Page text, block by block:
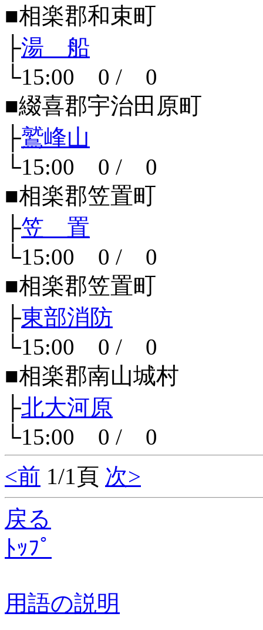
■相楽郡和束町
├湯 船
└15:00 0 / 0
■綴喜郡宇治田原町
├鷲峰山
└15:00 0 / 0
■相楽郡笠置町
├笠 置
└15:00 0 / 0
■相楽郡笠置町
├東部消防
└15:00 0 / 0
■相楽郡南山城村
├北大河原
└15:00 0 / 0
<前 1/1頁 次>
戻る
ﾄｯﾌﾟ
用語の説明